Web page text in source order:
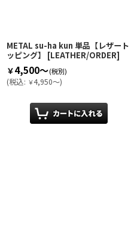
METAL su-ha kun 単品【レザート
ッピング】
[LEATHER/ORDER]
￥4,500～(税別)
(税込: ￥4,950～)